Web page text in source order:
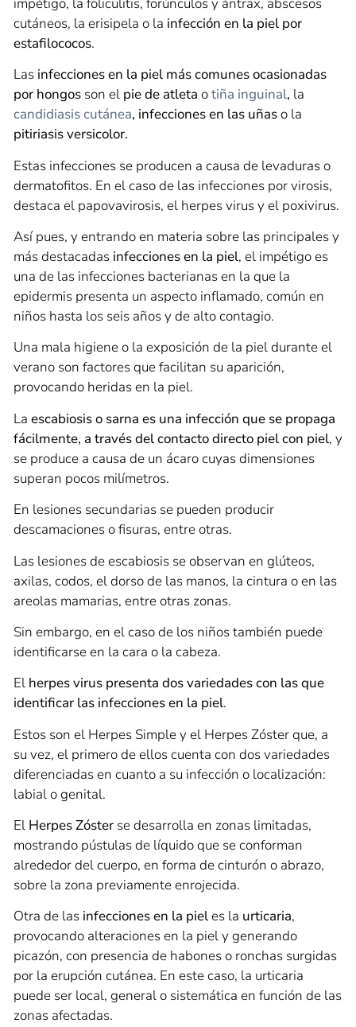
cutáneos, la erisipela o la infección en la piel por
estafilococos.
Las infecciones en la piel más comunes ocasionadas
por hongos son el pie de atleta otiña inguinal, la
candidiasis cutánea, infecciones en las uñaso la
pitiriasis versicolor.
Estas infecciones se producen a causa de levaduras o
dermatofitos. En el caso de las infecciones por virosis,
destaca el papovavirosis, el herpes virus y el poxivirus.
Así pues, y entrando en materia sobre las principales y
más destacadas infecciones en la piel, el impétigo es
una de las infecciones bacterianas en la que la
epidermis presenta un aspecto inflamado, común en
niños hasta los seis años y de alto contagio.
Una mala higiene o la exposición de la piel durante el
verano son factores que facilitan su aparición,
provocando heridas en la piel.
La escabiosis o sarna es una infección que se propaga
fácilmente, a través del contacto directo piel con piel, y
se produce a causa de un ácaro cuyas dimensiones
superan pocos milímetros.
En lesiones secundarias se pueden producir
descamaciones o fisuras, entre otras.
Las lesiones de escabiosis se observan en glúteos,
axilas, codos, el dorso de las manos, la cintura o en las
areolas mamarias, entre otras zonas.
Sin embargo, en el caso de los niños también puede
identificarse en la cara o la cabeza.
El herpes virus presenta dos variedades con las que
identificar las infecciones en la piel.
Estos son el Herpes Simple y el Herpes Zóster que, a
su vez, el primero de ellos cuenta con dos variedades
diferenciadas en cuanto a su infección o localización:
labial o genital.
El Herpes Zóster se desarrolla en zonas limitadas,
mostrando pústulas de líquido que se conforman
alrededor del cuerpo, en forma de cinturón o abrazo,
sobre la zona previamente enrojecida.
Otra de las infecciones en la pieles la urticaria,
provocando alteraciones en la piel y generando
picazón, con presencia de habones o ronchas surgidas
por la erupción cutánea. En este caso, la urticaria
puede ser local, general o sistemática en función de las
zonas afectadas.